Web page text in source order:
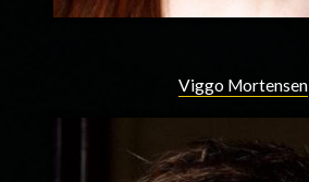
Viggo Mortensen